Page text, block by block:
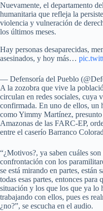
Nuevamente, el departamento
humanitaria que refleja la
violencia y vulneración de
los últimos meses.
Hay personas desaparecidas,
asesinados, y hoy más…
— Defensoría del Pueblo
A la zozobra que vive la
circulan en redes sociales, cuya
confirmada. En uno de ellos, un
como Yimmy Martínez,
Amazonas de las FARC-EP,
entre el caserío Barranco
“¿Motivos?, ya saben cuáles
confrontación con los
se está mirando en partes, están
todas esas partes, entonces para
situación y los que los que ya lo
trabajando con ellos, pues es
¿no?”, se escucha en el audio.